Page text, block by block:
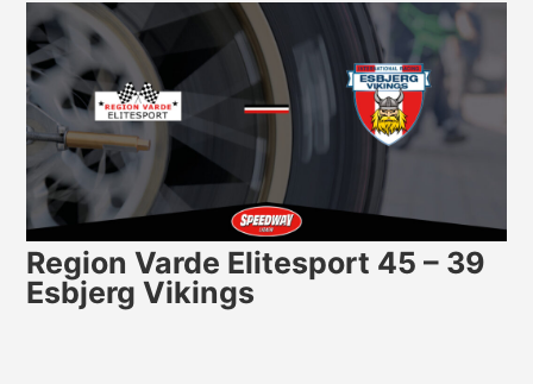
Region Varde Elitesport 45 – 39
Esbjerg Vikings